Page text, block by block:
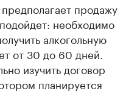
продажу
необходимо
алкогольную
от 30 до 60 дней.
изучить договор
планируется